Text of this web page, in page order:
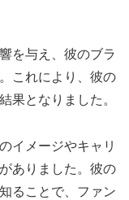
を与え、彼のブラ
これにより、彼の
果となりました。
イメージやキャリ
ありました。彼の
ることで、ファン